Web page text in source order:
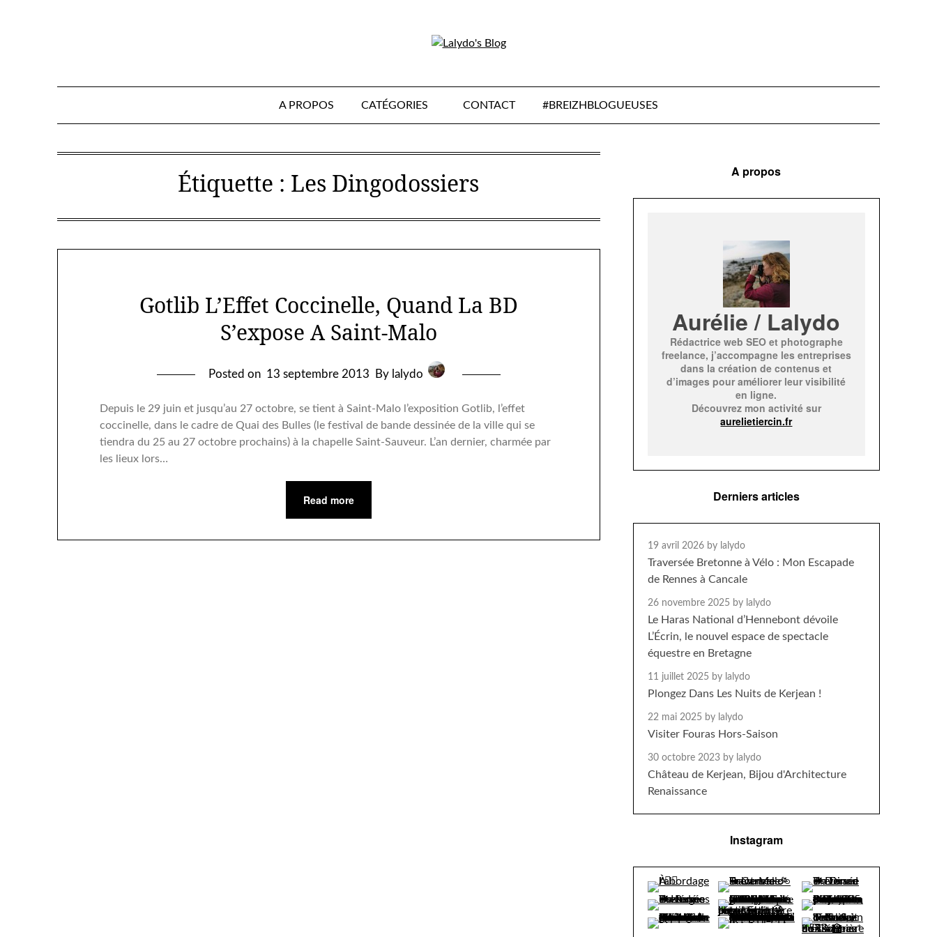
A PROPOS CATÉGORIES CONTACT #BREIZHBLOGUEUSES
Étiquette : Les Dingodossiers
Gotlib L’Effet Coccinelle, Quand La BD
S’expose A Saint-Malo
Posted on 13 septembre 2013 By lalydo
Depuis le 29 juin et jusqu’au 27 octobre, se tient à Saint-Malo l’exposition Gotlib, l’effet
coccinelle, dans le cadre de Quai des Bulles (le festival de bande dessinée de la ville qui se
tiendra du 25 au 27 octobre prochains) à la chapelle Saint-Sauveur. L’an dernier, charmée par
les lieux lors…
Read more
A propos
Aurélie / Lalydo
Rédactrice web SEO et photographe
freelance, j’accompagne les entreprises
dans la création de contenus et
d’images pour améliorer leur visibilité
en ligne.
Découvrez mon activité sur
aurelietiercin.fr
Derniers articles
19 avril 2026 by lalydo
Traversée Bretonne à Vélo : Mon Escapade
de Rennes à Cancale
26 novembre 2025 by lalydo
Le Haras National d’Hennebont dévoile
L’Écrin, le nouvel espace de spectacle
équestre en Bretagne
11 juillet 2025 by lalydo
Plongez Dans Les Nuits de Kerjean !
22 mai 2025 by lalydo
Visiter Fouras Hors-Saison
30 octobre 2023 by lalydo
Château de Kerjean, Bijou d'Architecture
Renaissance
Instagram